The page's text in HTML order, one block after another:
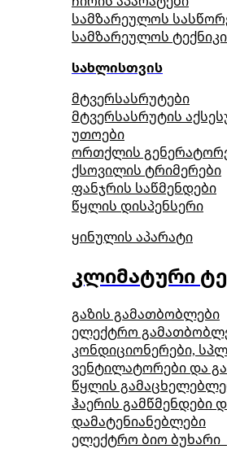
სამზარეულოს
სამზარეულოს
სახლისთვის
მტვერსასრუტები
მტვერსასრუტის
უთოები
ორთქლის
ქსოვილის ტრიმერები
ფანჯრის საწმენდები
წყლის დისპენსერი
ყინულის აპარატი
კლიმატური
გაზის გამათბობლები
ელექტრო
კონდიციონერები,
ვენტილატორები და
წყლის
ჰაერის გამწმენდები
დამატენიანებლები
ელექტრო ბიო ბუხარი